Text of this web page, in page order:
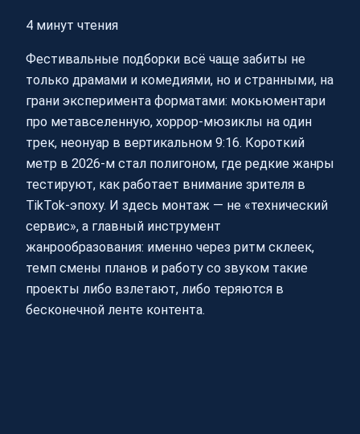
4 минут чтения
Фестивальные подборки всё чаще забиты не
только драмами и комедиями, но и странными, на
грани эксперимента форматами: мокьюментари
про метавселенную, хоррор-мюзиклы на один
трек, неонуар в вертикальном 9:16. Короткий
метр в 2026‑м стал полигоном, где редкие жанры
тестируют, как работает внимание зрителя в
TikTok‑эпоху. И здесь монтаж — не «технический
сервис», а главный инструмент
жанрообразования: именно через ритм склеек,
темп смены планов и работу со звуком такие
проекты либо взлетают, либо теряются в
бесконечной ленте контента.